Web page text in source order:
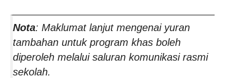
Nota: Maklumat lanjut mengenai yuran
tambahan untuk program khas boleh
diperoleh melalui saluran komunikasi rasmi
sekolah.